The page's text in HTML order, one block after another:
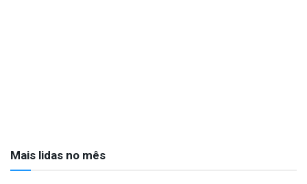
Mais lidas no mês